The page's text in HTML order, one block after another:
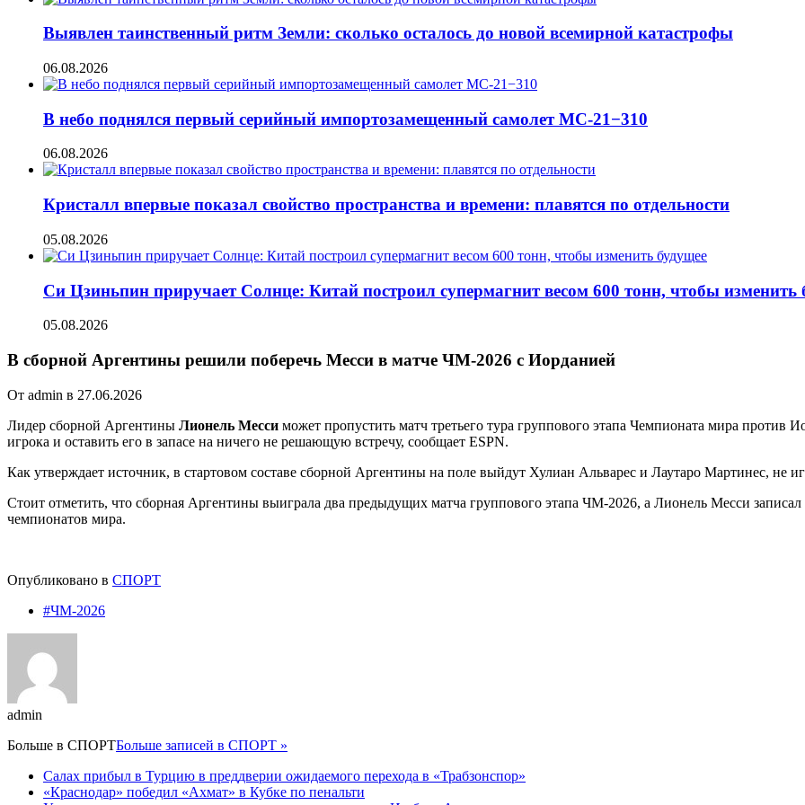
Выявлен таинственный ритм Земли: сколько осталось до новой всемирной катастрофы
06.08.2026
В небо поднялся первый серийный импортозамещенный самолет МС-21−310
06.08.2026
Кристалл впервые показал свойство пространства и времени: плавятся по отдельности
05.08.2026
Си Цзиньпин приручает Солнце: Китай построил супермагнит весом 600 тонн, чтобы изменить
05.08.2026
В сборной Аргентины решили поберечь Месси в матче ЧМ-2026 с Иорданией
От admin в 27.06.2026
Лидер сборной Аргентины Лионель Месси может пропустить матч третьего тура группового этапа Чемпионата мира против
игрока и оставить его в запасе на ничего не решающую встречу, сообщает ESPN.
Как утверждает источник, в стартовом составе сборной Аргентины на поле выйдут Хулиан Альварес и Лаутаро Мартинес, не
Стоит отметить, что сборная Аргентины выиграла два предыдущих матча группового этапа ЧМ-2026, а Лионель Месси
чемпионатов мира.
Опубликовано в СПОРТ
#ЧМ-2026
admin
Больше в СПОРТБольше записей в СПОРТ »
Салах прибыл в Турцию в преддверии ожидаемого перехода в «Трабзонспор»
«Краснодар» победил «Ахмат» в Кубке по пенальти